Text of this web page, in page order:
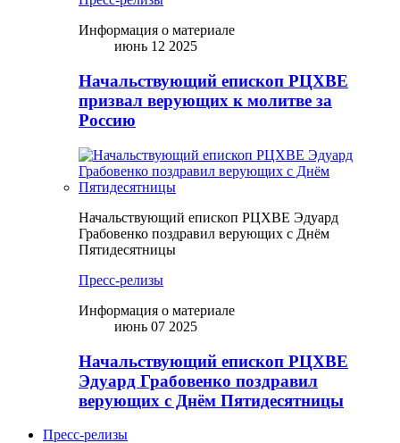
Информация о материале
июнь 12 2025
Начальствующий епископ РЦХВЕ
призвал верующих к молитве за
Россию
Начальствующий епископ РЦХВЕ Эдуард
Грабовенко поздравил верующих с Днём
Пятидесятницы
Пресс-релизы
Информация о материале
июнь 07 2025
Начальствующий епископ РЦХВЕ
Эдуард Грабовенко поздравил
верующих с Днём Пятидесятницы
Пресс-релизы